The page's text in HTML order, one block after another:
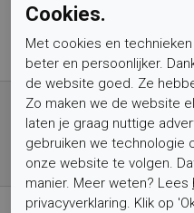
Gratis verzending vanaf € 59,-
Bestel nu, betaal achteraf met
Levertijd 1-2 werkdagen*
Retourtermijn van 2 weken
Cookies.
Met cookies en
beter en persoonlijker.
de website goed. Ze
Zo maken we de website
laten je graag nuttige
gebruiken we technologie
onze website te volgen.
manier. Meer weten? Lees
privacyverklaring. Klik op